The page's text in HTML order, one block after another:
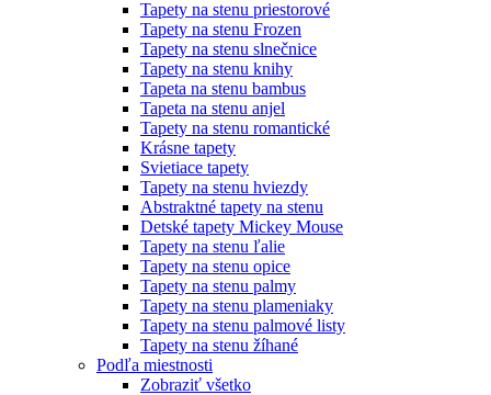
Tapety na stenu priestorové
Tapety na stenu Frozen
Tapety na stenu slnečnice
Tapety na stenu knihy
Tapeta na stenu bambus
Tapeta na stenu anjel
Tapety na stenu romantické
Krásne tapety
Svietiace tapety
Tapety na stenu hviezdy
Abstraktné tapety na stenu
Detské tapety Mickey Mouse
Tapety na stenu ľalie
Tapety na stenu opice
Tapety na stenu palmy
Tapety na stenu plameniaky
Tapety na stenu palmové listy
Tapety na stenu žíhané
Podľa miestnosti
Zobraziť všetko